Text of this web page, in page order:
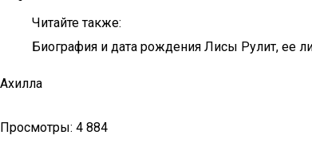
Читайте также:
Биография и дата рождения Лисы Рулит, ее
Ахилла
Просмотры: 4 884